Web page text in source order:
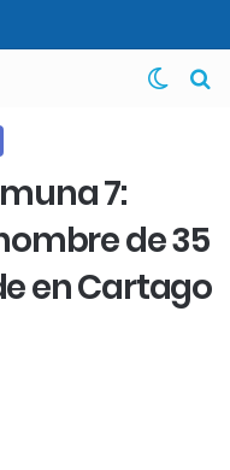
7:
de 35
en Cartago